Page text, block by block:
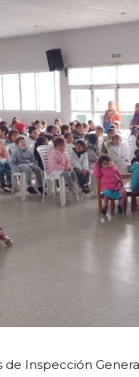
de Inspección